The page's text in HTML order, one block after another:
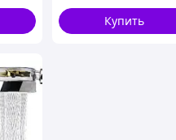
Купить